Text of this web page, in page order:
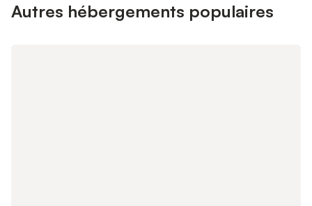
Autres hébergements populaires